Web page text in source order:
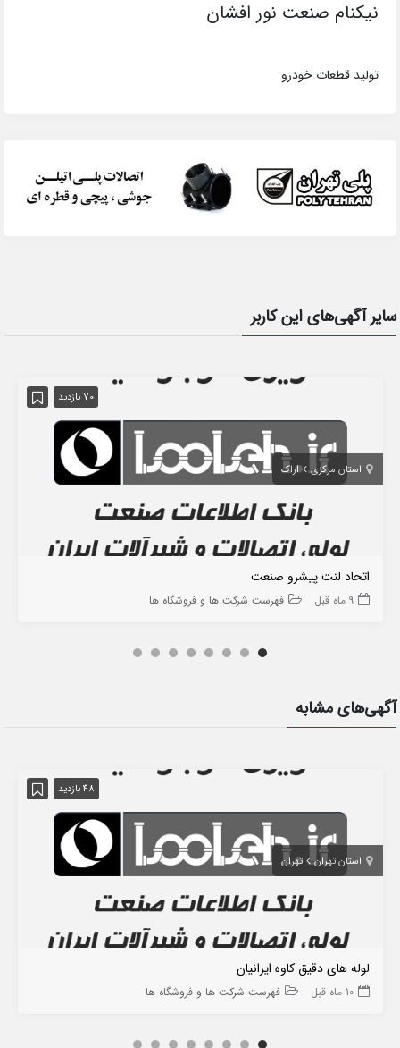
نیکنام صنعت نور افشان
تولید قطعات خودرو
سایر آگهی‌های این کاربر
70 بازدید
استان مرکزی اراک
اتحاد لنت پیشرو صنعت
9 ماه قبل فهرست شرکت ها و فروشگاه ها
آگهی‌های مشابه
48 بازدید
استان تهران تهران
لوله های دقیق کاوه ایرانیان
10 ماه قبل فهرست شرکت ها و فروشگاه ها